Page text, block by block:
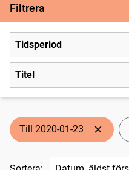
Filtrera
Tidsperiod
Titel
Till 2020-01-23